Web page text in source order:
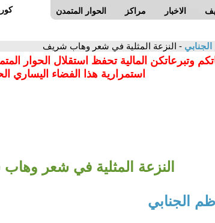
الحوار المتمدن مراكز الاخبار
- النزعة المثلية في شعر وهاب شريف
وتبرعاتكن المالية تحفظ استقلال الحوار
استمرارية هذا الفضاء اليساري
النزعة المثلية في شعر
الجنابي